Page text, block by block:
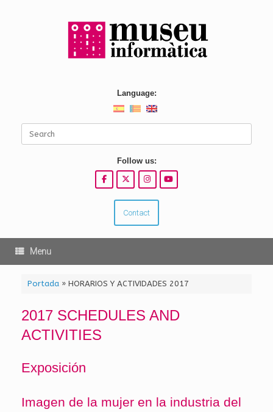
Language:
Follow us:
Contact
Menu
Portada» HORARIOS Y ACTIVIDADES 2017
2017 SCHEDULES AND
ACTIVITIES
Exposición
Imagen de la mujer en la industria del